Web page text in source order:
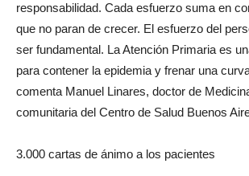
responsabilidad. Cada esfuerzo suma en
que no paran de crecer. El esfuerzo del
ser fundamental. La Atención Primaria es
para contener la epidemia y frenar una
comenta Manuel Linares, doctor de
comunitaria del Centro de Salud Buenos
3.000 cartas de ánimo a los pacientes